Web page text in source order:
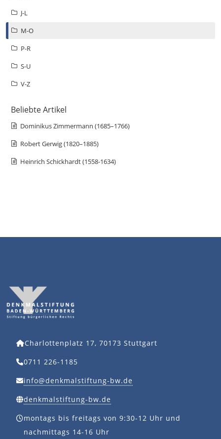
J-L
M-O
P-R
S-U
V-Z
Beliebte Artikel
Dominikus Zimmermann (1685–1766)
Robert Gerwig (1820–1885)
Heinrich Schickhardt (1558-1634)
Charlottenplatz 17, 70173 Stuttgart
0711 226-1185
info@denkmalstiftung-bw.de
denkmalstiftung-bw.de
montags bis freitags von 9:30-12 Uhr und
nachmittags 14-16 Uhr